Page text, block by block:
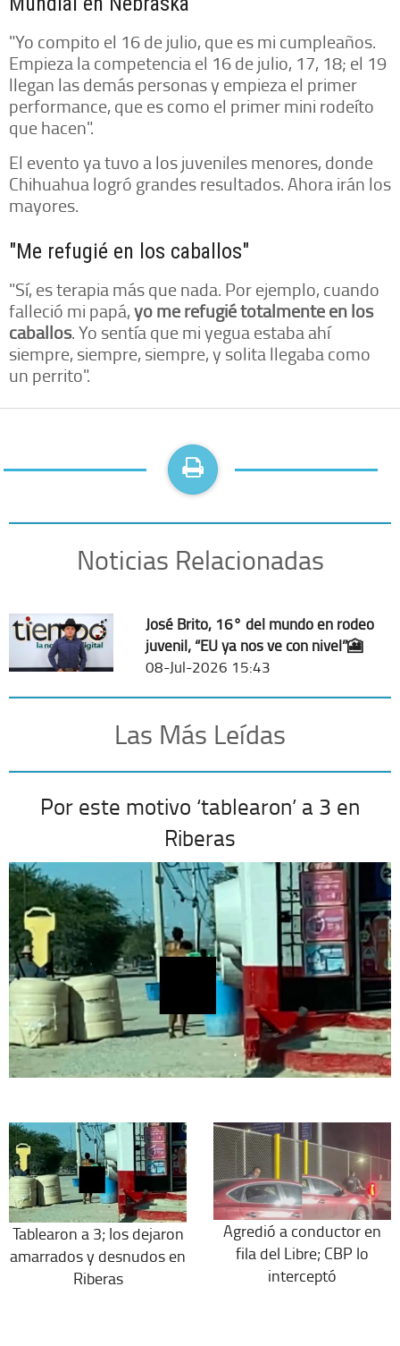
"Yo compito el 16 de julio, que es mi cumpleaños.
Empieza la competencia el 16 de julio, 17, 18; el 19
llegan las demás personas y empieza el primer
performance, que es como el primer mini rodeíto
que hacen".
El evento ya tuvo a los juveniles menores, donde
Chihuahua logró grandes resultados. Ahora irán los
mayores.
"Me refugié en los caballos"
"Sí, es terapia más que nada. Por ejemplo, cuando
falleció mi papá,yo me refugié totalmente en los
caballos. Yo sentía que mi yegua estaba ahí
siempre, siempre, siempre, y solita llegaba como
un perrito".
Noticias Relacionadas
José Brito, 16° del mundo en rodeo
juvenil; “EU ya nos ve con nivel”🎦
08-Jul-2026 15:43
Las Más Leídas
Por este motivo ‘tablearon’ a 3 en
Riberas
Tablearon a 3; los dejaron
amarrados y desnudos en
Riberas
Agredió a conductor en
fila del Libre; CBP lo
interceptó